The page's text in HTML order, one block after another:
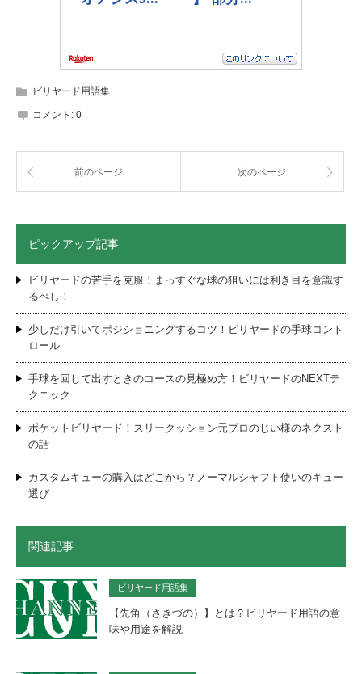
ビリヤード用語集
コメント: 0
前のページ 次のページ
ピックアップ記事
ビリヤードの苦手を克服！まっすぐな球の狙いには利き目を意識す
るべし！
少しだけ引いてポジショニングするコツ！ビリヤードの手球コント
ロール
手球を回して出すときのコースの見極め方！ビリヤードのNEXTテ
クニック
ポケットビリヤード！スリークッション元プロのじい様のネクスト
の話
カスタムキューの購入はどこから？ノーマルシャフト使いのキュー
選び
関連記事
ビリヤード用語集
【先角（さきづの）】とは？ビリヤード用語の意
味や用途を解説